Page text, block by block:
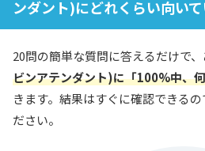
ンダント)にどれくらい向いて
20問の簡単な質問に答えるだけで
ビンアテンダント)に「100%中、
きます。結果はすぐに確認できる
ださい。